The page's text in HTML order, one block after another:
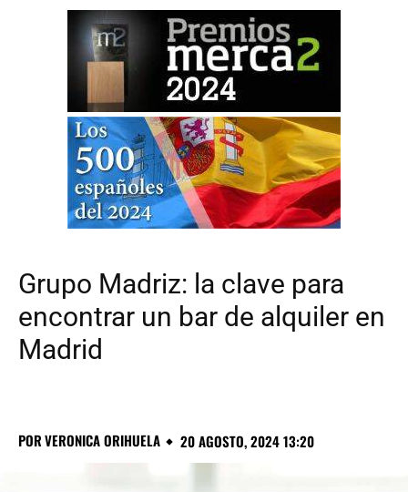
Grupo Madriz: la clave para
encontrar un bar de alquiler en
Madrid
PORVERONICA ORIHUELA 20 AGOSTO, 2024 13:20